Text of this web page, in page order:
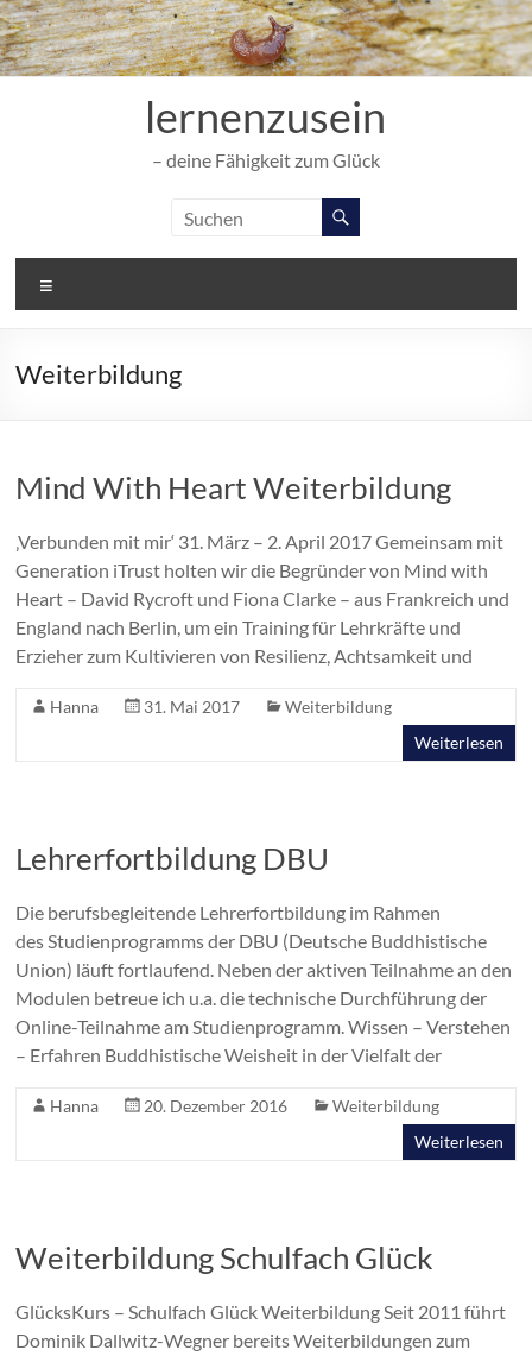
Zum
Inhalt
springen
lernenzusein
– deine Fähigkeit zum Glück
Weiterbildung
Mind With Heart Weiterbildung
‚Verbunden mit mir‘ 31. März – 2. April 2017 Gemeinsam mit
Generation iTrust holten wir die Begründer von Mind with
Heart – David Rycroft und Fiona Clarke – aus Frankreich und
England nach Berlin, um ein Training für Lehrkräfte und
Erzieher zum Kultivieren von Resilienz, Achtsamkeit und
Hanna 31. Mai 2017
Weiterbildung
Weiterlesen
Lehrerfortbildung DBU
Die berufsbegleitende Lehrerfortbildung im Rahmen
des Studienprogramms der DBU (Deutsche Buddhistische
Union) läuft fortlaufend. Neben der aktiven Teilnahme an den
Modulen betreue ich u.a. die technische Durchführung der
Online-Teilnahme am Studienprogramm. Wissen – Verstehen
– Erfahren Buddhistische Weisheit in der Vielfalt der
Hanna 20. Dezember 2016
Weiterbildung
Weiterlesen
Weiterbildung Schulfach Glück
GlücksKurs – Schulfach Glück Weiterbildung Seit 2011 führt
Dominik Dallwitz-Wegner bereits Weiterbildungen zum